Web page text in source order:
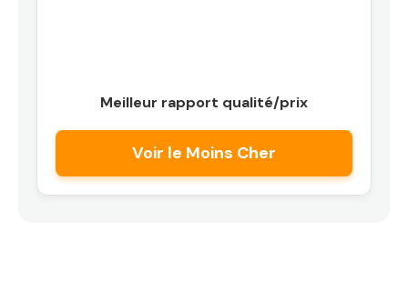
Meilleur rapport qualité/prix
Voir le Moins Cher